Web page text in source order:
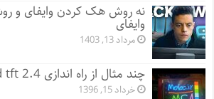
نه روش هک کردن وایفای و
وایفای
مرداد 13, 1403
چند مثال از راه اندازی Lcd tft 2.4 با آردوینو
خرداد 15, 1396